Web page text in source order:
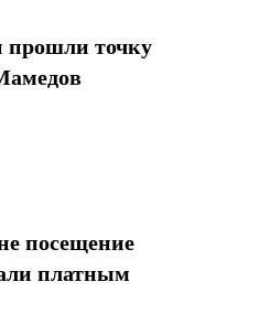
прошли точку
посещение
платным